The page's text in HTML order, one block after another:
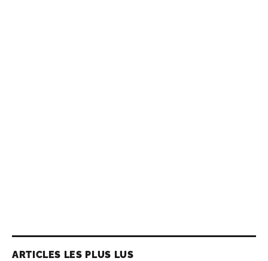
ARTICLES LES PLUS LUS